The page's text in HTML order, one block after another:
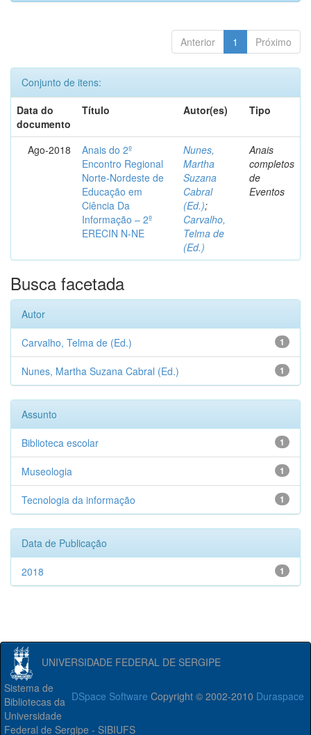
Anterior 1 Próximo
Conjunto de itens:
Data do
documento
Título Autor(es) Tipo
Ago-2018
Anais do 2º
Encontro Regional
Norte-Nordeste de
Educação em
Ciência Da
Informação – 2º
ERECIN N-NE
Nunes,
Martha
Suzana
Cabral
(Ed.);
Carvalho,
Telma de
(Ed.)
Anais
completos
de
Eventos
Busca facetada
Autor
1
Carvalho, Telma de (Ed.)
1
Nunes, Martha Suzana Cabral (Ed.)
Assunto
1
Biblioteca escolar
1
Museologia
1
Tecnologia da informação
Data de Publicação
1
2018
UNIVERSIDADE FEDERAL DE SERGIPE
DSpace Software Copyright © 2002-2010 Duraspace
Sistema de
Bibliotecas da
Universidade
Federal de Sergipe - SIBIUFS